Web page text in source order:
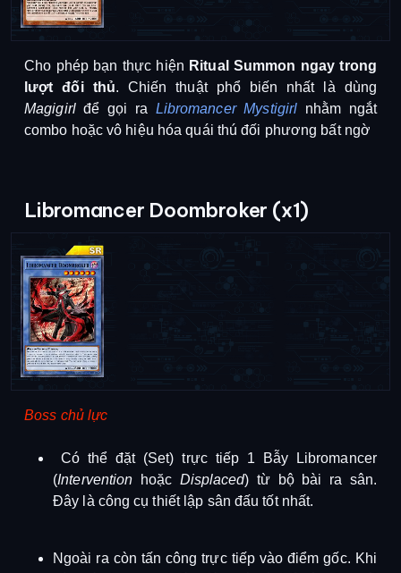
Cho phép bạn thực hiện Ritual Summon ngay trong
lượt đối thủ. Chiến thuật phổ biến nhất là dùng
Magigirlđể gọi ra Libromancer Mystigirl nhằm ngắt
combo hoặc vô hiệu hóa quái thú đối phương bất ngờ
Libromancer Doombroker (x1)
Boss chủ lực
Có thể đặt (Set) trực tiếp 1 Bẫy Libromancer
(Intervention hoặc Displaced) từ bộ bài ra sân.
Đây là công cụ thiết lập sân đấu tốt nhất.
Ngoài ra còn tấn công trực tiếp vào điểm gốc. Khi